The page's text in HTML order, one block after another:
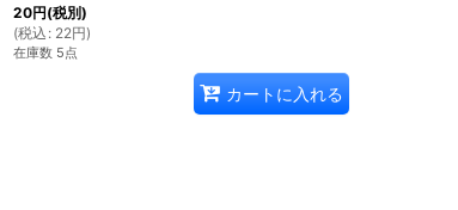
20円(税別)
(税込 : 22円)
在庫数 5点
カートに入れる